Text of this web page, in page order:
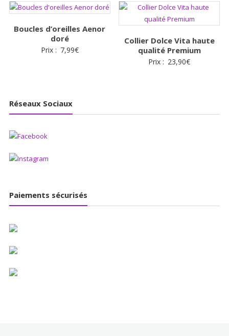
Boucles d’oreilles Aenor
doré
Prix : 7,99€
Collier Dolce Vita haute
qualité Premium
Prix : 23,90€
Réseaux Sociaux
Paiements sécurisés